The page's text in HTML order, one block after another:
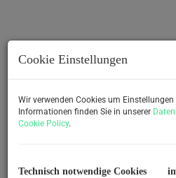
Cookie Einstellungen
Wir verwenden Cookies um
Informationen finden Sie in unserer
Cookie Policy.
Technisch notwendige Cookies